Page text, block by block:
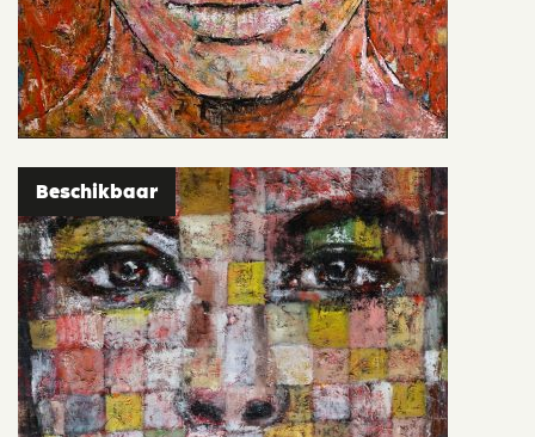
Beschikbaar